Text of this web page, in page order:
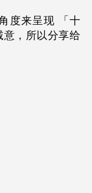
度来呈现 「十
，所以分享给